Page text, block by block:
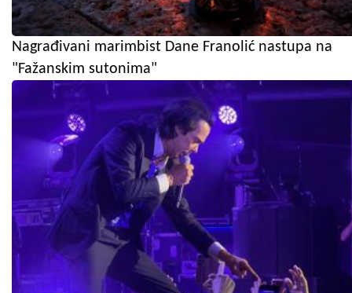
Nagrađivani marimbist Dane Franolić nastupa na
"Fažanskim sutonima"